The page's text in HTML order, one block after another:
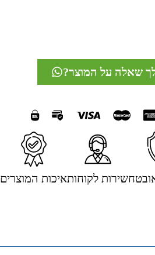
שאלה על המוצר?
שירות לקוחותאיכות המוצרים